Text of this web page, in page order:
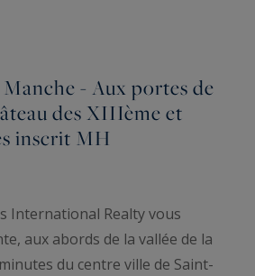
- Aux portes de
des XIIIème et
inscrit MH
International Realty vous
aux abords de la vallée de la
du centre ville de Saint-